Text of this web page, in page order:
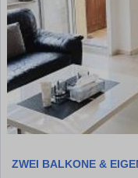
ZWEI BALKONE &